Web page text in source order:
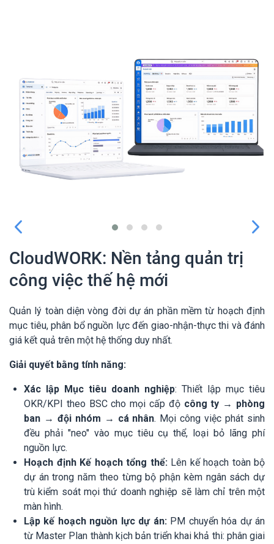
CloudWORK: Nền tảng quản trị
công việc thế hệ mới
Quản lý toàn diện vòng đời dự án phần mềm từ hoạch định
mục tiêu, phân bổ nguồn lực đến giao-nhận-thực thi và đánh
giá kết quả trên một hệ thống duy nhất.
Giải quyết bằng tính năng:
Xác lập Mục tiêu doanh nghiệp: Thiết lập mục tiêu
OKR/KPI theo BSC cho mọi cấp độ công ty → phòng
ban → đội nhóm → cá nhân. Mọi công việc phát sinh
đều phải "neo" vào mục tiêu cụ thể, loại bỏ lãng phí
nguồn lực.
Hoạch định Kế hoạch tổng thể:Lên kế hoạch toàn bộ
dự án trong năm theo từng bộ phận kèm ngân sách dự
trù kiểm soát mọi thứ doanh nghiệp sẽ làm chỉ trên một
màn hình.
Lập kế hoạch nguồn lực dự án:PM chuyển hóa dự án
từ Master Plan thành kịch bản triển khai khả thi: phân giai